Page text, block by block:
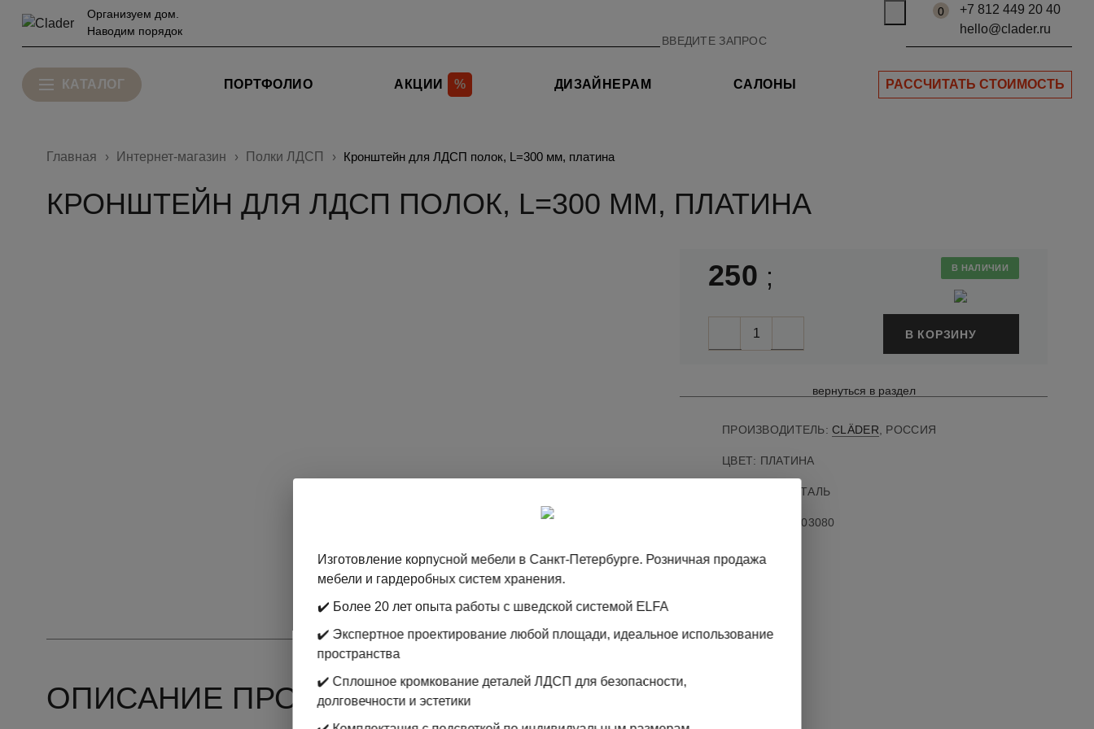
Организуем дом.
Наводим порядок
0
+7 812 449 20 40
hello@clader.ru
КАТАЛОГ ПОРТФОЛИО АКЦИИ % ДИЗАЙНЕРАМ САЛОНЫ РАССЧИТАТЬ СТОИМОСТЬ
Главная Интернет-магазин Полки ЛДСП Кронштейн для ЛДСП полок, L=300 мм, платина
КРОНШТЕЙН ДЛЯ ЛДСП ПОЛОК, L=300 ММ, ПЛАТИНА
250 ; В НАЛИЧИИ
В КОРЗИНУ
вернуться в раздел
ПРОИЗВОДИТЕЛЬ:CLÄDER , РОССИЯ
ЦВЕТ: ПЛАТИНА
МАТЕРИАЛ: СТАЛЬ
30403080
ОПИСАНИЕ ПРОДУКТА
Изготовление корпусной мебели в Санкт-Петербурге. Розничная продажа
мебели и гардеробных систем хранения.
✔️ Более 20 лет опыта работы с шведской системой ELFA
✔️ Экспертное проектирование любой площади, идеальное использование
пространства
✔️ Сплошное кромкование деталей ЛДСП для безопасности,
долговечности и эстетики